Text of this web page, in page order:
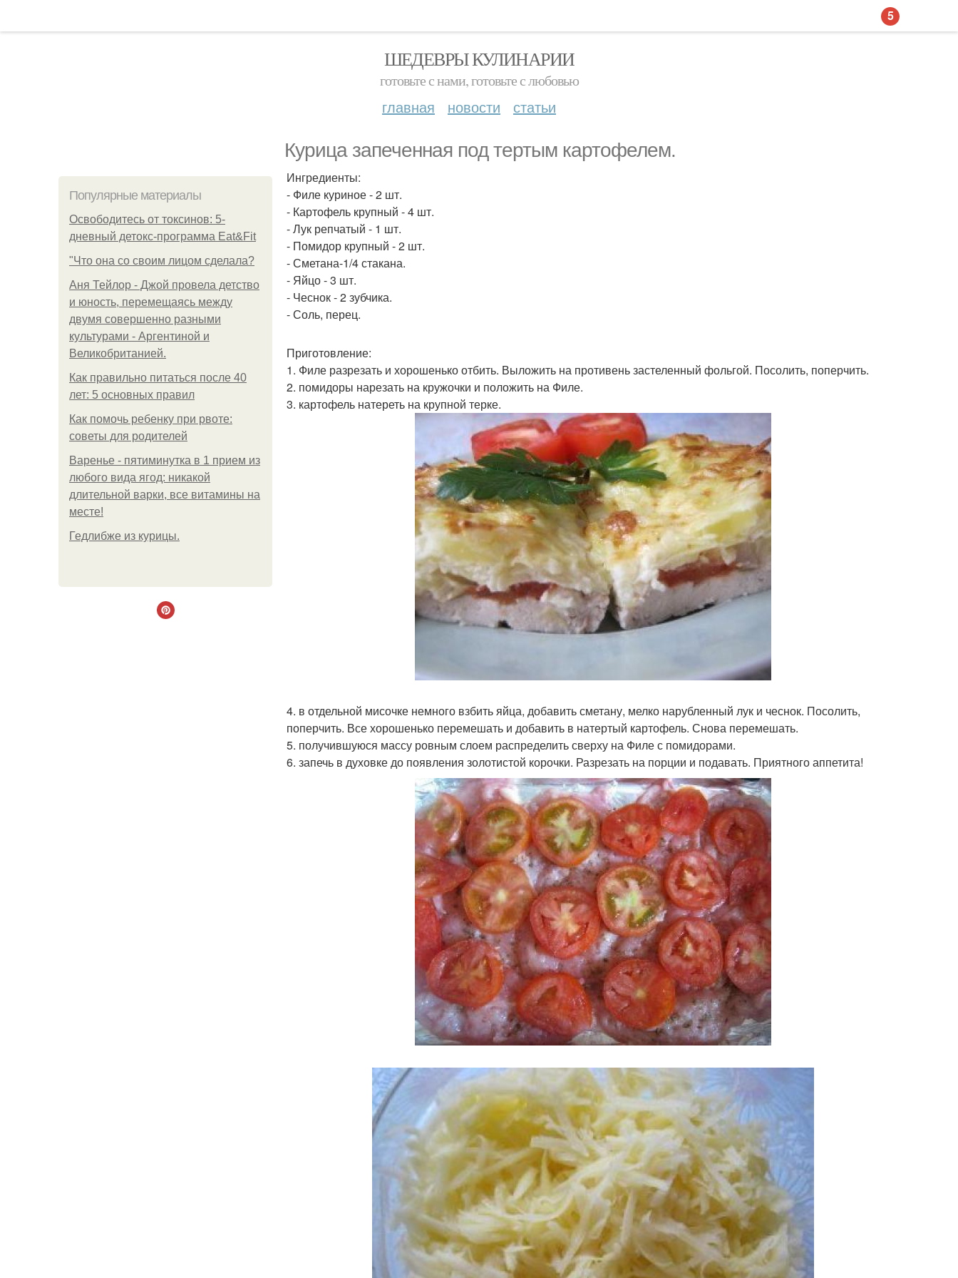
ШЕДЕВРЫ КУЛИНАРИИ
готовьте с нами, готовьте с любовью
главная новости статьи
Курица запеченная под тертым картофелем.
Популярные материалы
Освободитесь от токсинов: 5-
дневный детокс-программа Eat&Fit
"Что она со своим лицом сделала?
Аня Тейлор - Джой провела детство
и юность, перемещаясь между
двумя совершенно разными
культурами - Аргентиной и
Великобританией.
Как правильно питаться после 40
лет: 5 основных правил
Как помочь ребенку при рвоте:
советы для родителей
Варенье - пятиминутка в 1 прием из
любого вида ягод: никакой
длительной варки, все витамины на
месте!
Гедлибже из курицы.
Ингредиенты:
- Филе куриное - 2 шт.
- Картофель крупный - 4 шт.
- Лук репчатый - 1 шт.
- Помидор крупный - 2 шт.
- Сметана-1/4 стакана.
- Яйцо - 3 шт.
- Чеснок - 2 зубчика.
- Соль, перец.
Приготовление:
1. Филе разрезать и хорошенько отбить. Выложить на противень застеленный фольгой. Посолить, поперчить.
2. помидоры нарезать на кружочки и положить на Филе.
3. картофель натереть на крупной терке.
4. в отдельной мисочке немного взбить яйца, добавить сметану, мелко нарубленный лук и чеснок. Посолить,
поперчить. Все хорошенько перемешать и добавить в натертый картофель. Снова перемешать.
5. получившуюся массу ровным слоем распределить сверху на Филе с помидорами.
6. запечь в духовке до появления золотистой корочки. Разрезать на порции и подавать. Приятного аппетита!
5